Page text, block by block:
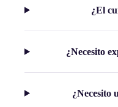
¿El
¿Necesito
¿Necesito